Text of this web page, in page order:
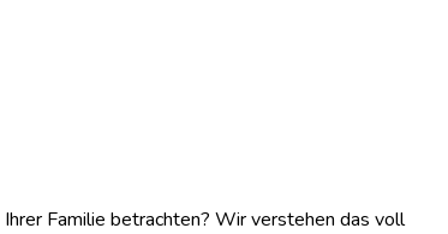
Familie betrachten? Wir verstehen das voll